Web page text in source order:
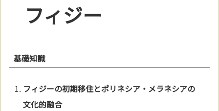
フィジー
基礎知識
フィジーの初期移住とポリネシア・メラネシアの
文化的融合